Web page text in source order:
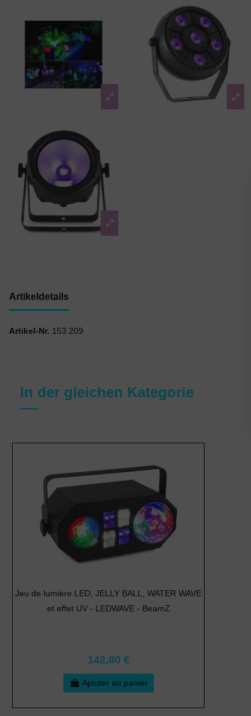
Artikeldetails
Artikel-Nr. 153.209
In der gleichen Kategorie
Jeu de lumière LED, JELLY BALL, WATER WAVE
et effet UV - LEDWAVE - BeamZ
142,80 €
Ajouter au panier